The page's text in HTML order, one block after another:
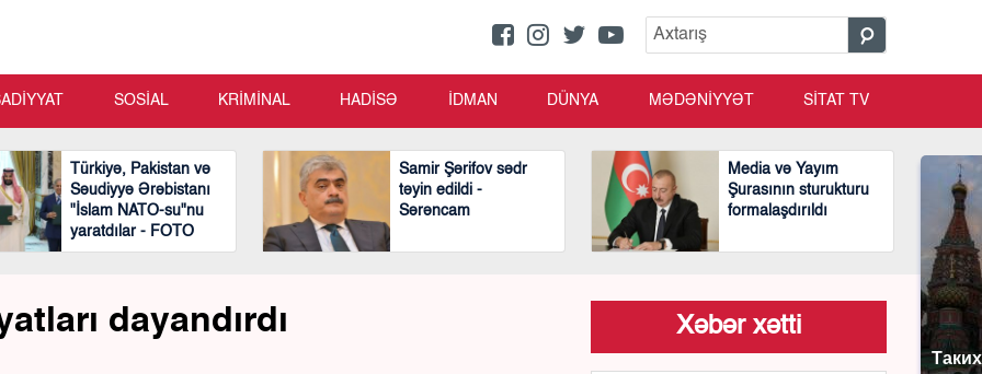
SOSİAL KRİMİNAL HADİSƏ İDMAN DÜNYA MƏDƏNİYYƏT SİTAT TV
Türkiyə, Pakistan və
Səudiyyə Ərəbistanı
"İslam NATO-su"nu
yaratdılar - FOTO
Samir Şərifov sədr
təyin edildi -
Sərəncam
Media və Yayım
Şurasının sturukturu
formalaşdırıldı
dayandırdı Xəbər xətti